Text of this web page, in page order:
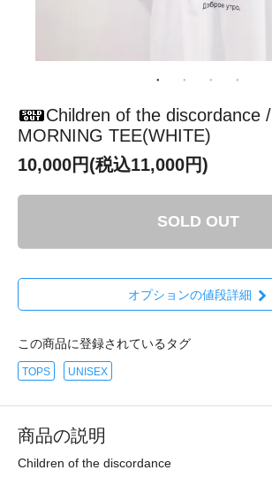
Children of the discordance
MORNING TEE(WHITE)
10,000円(税込11,000円)
SOLD OUT
オプションの値段詳細
この商品に登録されているタグ
TOPS UNISEX
商品の説明
Children of the discordance